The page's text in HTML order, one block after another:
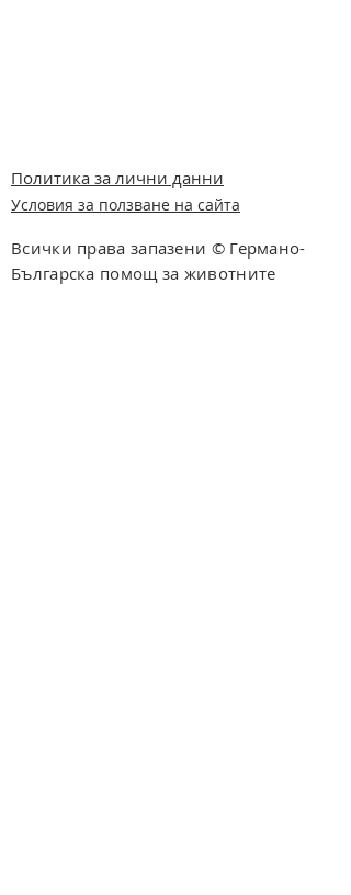
Политика за лични данни
Условия за ползване на сайта
Всички права запазени © Германо-
Българска помощ за животните